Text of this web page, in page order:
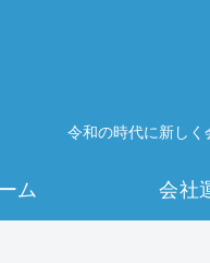
令和の時代に新しく
ム 会社